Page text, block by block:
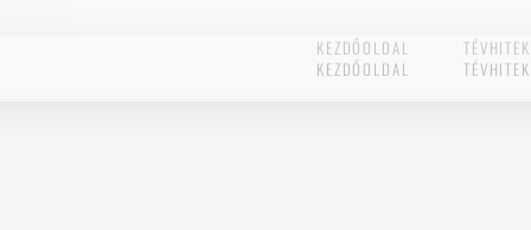
KEZDŐOLDAL TÉVHITEK
KEZDŐOLDAL TÉVHITEK